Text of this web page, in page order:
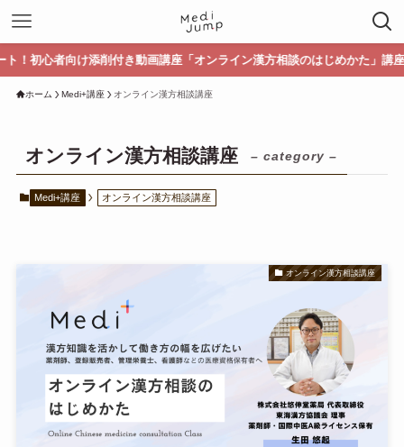
向け添削付き動画講座「オンライン漢方相談のはじめかた」講座受講生
ホーム Medi+講座 オンライン漢方相談講座
オンライン漢方相談講座 – category –
Medi+講座 オンライン漢方相談講座
オンライン漢方相談講座